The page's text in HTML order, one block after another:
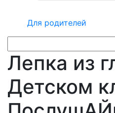
Для родителей
Лепка из
Детском